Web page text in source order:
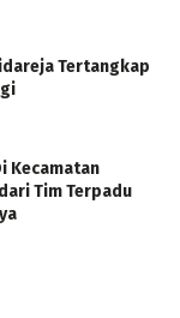
Tertangkap
Kecamatan
Tim Terpadu